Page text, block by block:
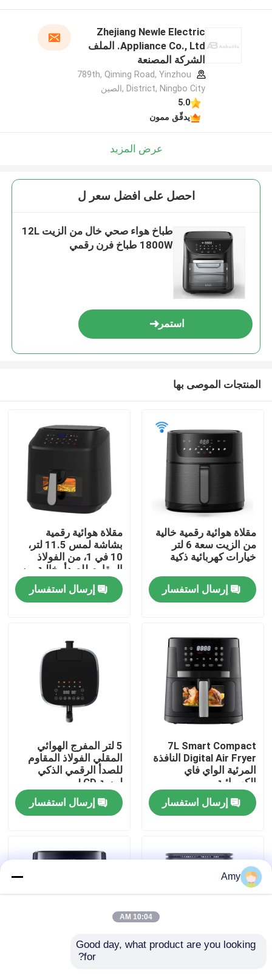
المنتجات
فيديوهات
حولنا
جولة في المصنع
مراقبة الجودة
اتصل بنا
أخبار
Zhejiang Newle Electric
Appliance Co., Ltd. الملف
الشركة المصنعة
789th, Qiming Road, Yinzhou
District, Ningbo City ,الصين
5.0
يدقّق ممون
عرض المزيد
احصل على افضل سعر ل
طباخ هواء صحي خال من الزيت 12L
1800W طباخ فرن رقمي
استمر
المنتجات الموصى بها
مقلاة هوائية رقمية خالية
من الزيت سعة 6 لتر
خيارات كهربائية ذكية
إرسال استفسار
مقلاة هوائية رقمية
بشاشة لمس 11.5 لتر،
10 في 1، من الفولاذ
المقاوم للصدأ، خالية من
الزيوت
إرسال استفسار
7L Smart Compact
Digital Air Fryer النافذة
المرئية الواي فاي
الكهربائية
إرسال استفسار
5 لتر المفرج الهوائي
المقلي الفولاذ المقاوم
للصدأ الرقمي الذكي
لمسة LCD
إرسال استفسار
مقلاة هواء ذات شاشة
Amy
10:04 AM
Good day, what product are you looking
for?